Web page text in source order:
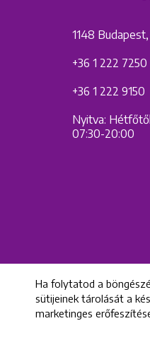
1148
+36 1 222 7250
+36 1 222 9150
Nyitva:
07:30-20:00
Ha folytatod a
sütijeinek tárolását a
marketinges